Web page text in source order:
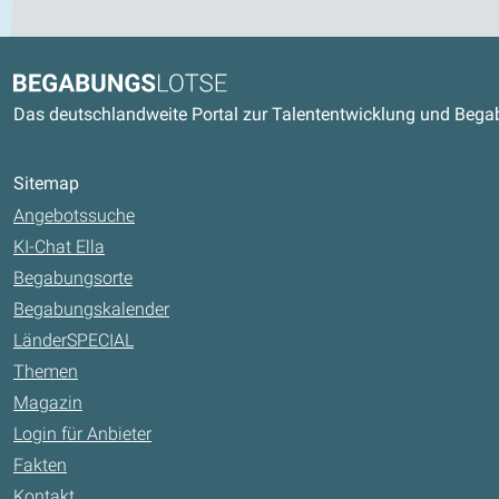
Kontaktdaten und weitere Links
Begabungslotse
Das deutschlandweite Portal zur Talententwicklung und
Sitemap
Angebotssuche
KI-Chat Ella
Begabungsorte
Begabungskalender
LänderSPECIAL
Themen
Magazin
Login für Anbieter
Fakten